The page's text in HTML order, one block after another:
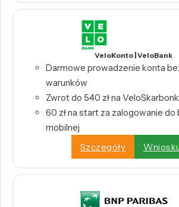
VeloKonto | VeloBank
Darmowe prowadzenie konta
warunków
Zwrot do 540 zł na
60 zł na start za zalogowanie do
mobilnej
Szczegóły